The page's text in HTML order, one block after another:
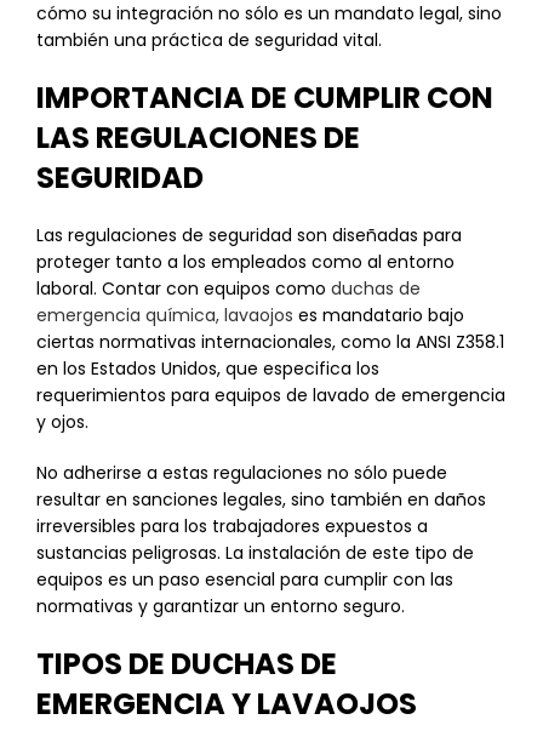
cómo su integración no sólo es un mandato legal, sino
también una práctica de seguridad vital.
IMPORTANCIA DE CUMPLIR CON
LAS REGULACIONES DE
SEGURIDAD
Las regulaciones de seguridad son diseñadas para
proteger tanto a los empleados como al entorno
laboral. Contar con equipos como duchas de
emergencia química, lavaojos es mandatario bajo
ciertas normativas internacionales, como la ANSI Z358.1
en los Estados Unidos, que especifica los
requerimientos para equipos de lavado de emergencia
y ojos.
No adherirse a estas regulaciones no sólo puede
resultar en sanciones legales, sino también en daños
irreversibles para los trabajadores expuestos a
sustancias peligrosas. La instalación de este tipo de
equipos es un paso esencial para cumplir con las
normativas y garantizar un entorno seguro.
TIPOS DE DUCHAS DE
EMERGENCIA Y LAVAOJOS